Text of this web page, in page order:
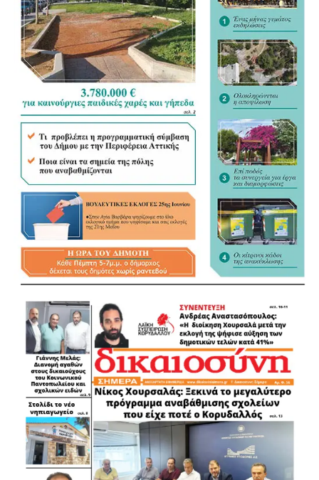
ΔΗΜΗΤΡΗΣ ΜΑΡΑΒΕΛΙΑΣ ΠΡΩΗΝ ΔΗΜΑΡΧΟΣ
ΧΑΙΔΑΡΙΟΥ ΚΑΙ ΠΡΟΕΔΡΟΣ ΕΤΑΑ
ΜΠΑΜΠΗΣ ΑΛΕΞΑΝΔΡΑΤΟΣ
ΑΝΤΙΠΕΡΙΦΕΡΕΙΑΡΧΗΣ ΔΥΤΙΚΟΥ ΤΟΜΕΑ
ΑΘΑΝΑΣΙΑ ΠΑΠΑΣΠΥΡΟΥ
ΑΝΤΙΠΕΡΙΦΕΡΕΙΑΡΧΗΣ ΔΥΤΙΚΗΣ ΑΤΤΙΚΗΣ
ΒΑΣΙΛΗΣ ΛΩΛΟΣ ΠΕΡΙΦΕΡΕΙΑΚΟΣ ΣΥΜΒΟΥΛΟΣ
ΚΑΙ ΤΕΩΣ ΑΝΤΙΠΕΡΙΦΕΡΕΙΑΡΧΗΣ ΔΥΤΙΚΟΥ ΤΟΜΕΑ
ΑΓΓΕΛΟΠΟΥΛΟΥ ΜΑΙΡΗ ΠΡΩΗΝ ΠΕΡΙΦΕΡΕΙΑΚΗ
ΣΥΜΒΟΥΛΟΣ
ΤΑΚΗΣ ΛΥΚΟΣ ΑΝΤΙΔΗΜΑΡΧΟΣ ΔΗΜΟΥ
ΠΕΡΙΣΤΕΡΙΟΥ
ΜΑΙΡΗ ΤΣΙΩΤΑ ΑΝΤΙΔΗΜΑΡΧΟΣ ΔΗΜΟΥ
ΠΕΡΙΣΤΕΡΙΟΥ
ΤΑΣΟΣ ΘΕΟΔΩΡΑΚΟΣ ΑΝΤΙΔΗΜΑΡΧΟΣ ΔΗΜΟΥ
ΠΕΡΙΣΤΕΡΙΟΥ
ΒΑΣΙΛΗΣ ΜΠΕΤΣΗΣ ΑΝΤΙΔΗΜΑΡΧΟΣ ΔΗΜΟΥ
ΠΕΡΙΣΤΕΡΙΟΥ
ΓΙΑΝΝΗΣ ΚΑΛΑΝΤΩΝΗΣ ΑΝΤΙΔΗΜΑΡΧΟΣ ΔΗΜΟΥ
ΠΕΡΙΣΤΕΡΙΟΥ